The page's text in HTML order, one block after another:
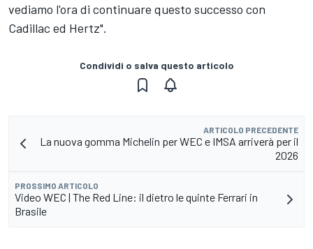
vediamo l'ora di continuare questo successo con
Cadillac ed Hertz".
Condividi o salva questo articolo
ARTICOLO PRECEDENTE
La nuova gomma Michelin per WEC e IMSA arriverà per il
2026
PROSSIMO ARTICOLO
Video WEC | The Red Line: il dietro le quinte Ferrari in
Brasile